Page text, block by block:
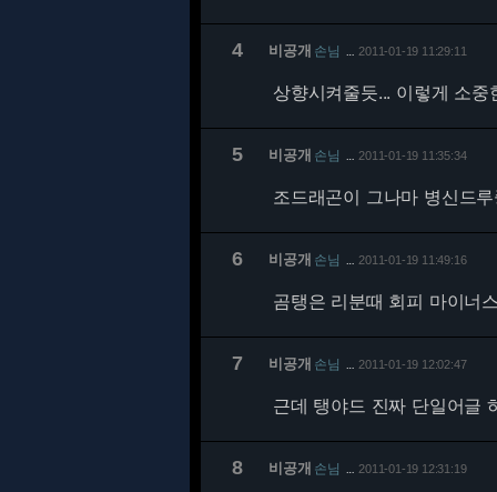
4 비공개 손님 2011-01-19 11:29:11
상향시켜줄듯... 이렇게 소중
5 비공개 손님 2011-01-19 11:35:34
조드래곤이 그나마 병신드
6 비공개 손님 2011-01-19 11:49:16
곰탱은 리분때 회피 마이너
7 비공개 손님 2011-01-19 12:02:47
근데 탱야드 진짜 단일어글
8 비공개 손님 2011-01-19 12:31:19